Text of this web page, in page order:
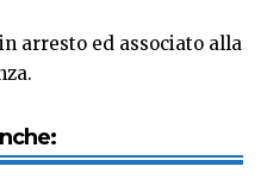
arresto ed associato alla